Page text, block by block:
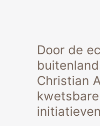
Door de
Christian